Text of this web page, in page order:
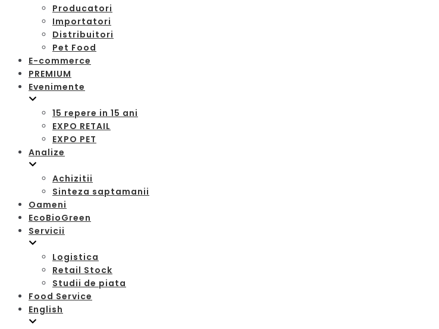
Producatori
Importatori
Distribuitori
Pet Food
E-commerce
PREMIUM
Evenimente
15 repere in 15 ani
EXPO RETAIL
EXPO PET
Analize
Achizitii
Sinteza saptamanii
Oameni
EcoBioGreen
Servicii
Logistica
Retail Stock
Studii de piata
Food Service
English